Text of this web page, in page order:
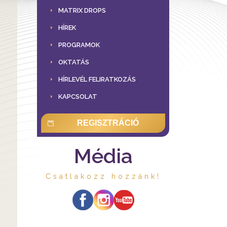
MATRIX DROPS
HÍREK
PROGRAMOK
OKTATÁS
HÍRLEVÉL FELIRATKOZÁS
KAPCSOLAT
REGISZTRÁCIÓ
Média
Csatlakozz hozzánk!